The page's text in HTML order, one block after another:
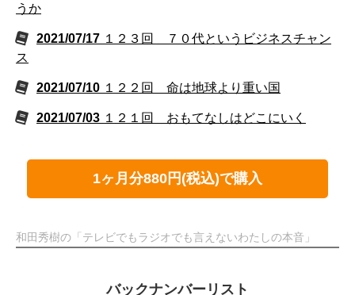
うか
2021/07/17 １２３回 ７０代というビジネスチャン
ス
2021/07/10 １２２回 命は地球より重い国
2021/07/03 １２１回 おもてなしはどこにいく
1ヶ月分880円(税込)で購入
和田秀樹の「テレビでもラジオでも言えないわたしの本音」
バックナンバーリスト